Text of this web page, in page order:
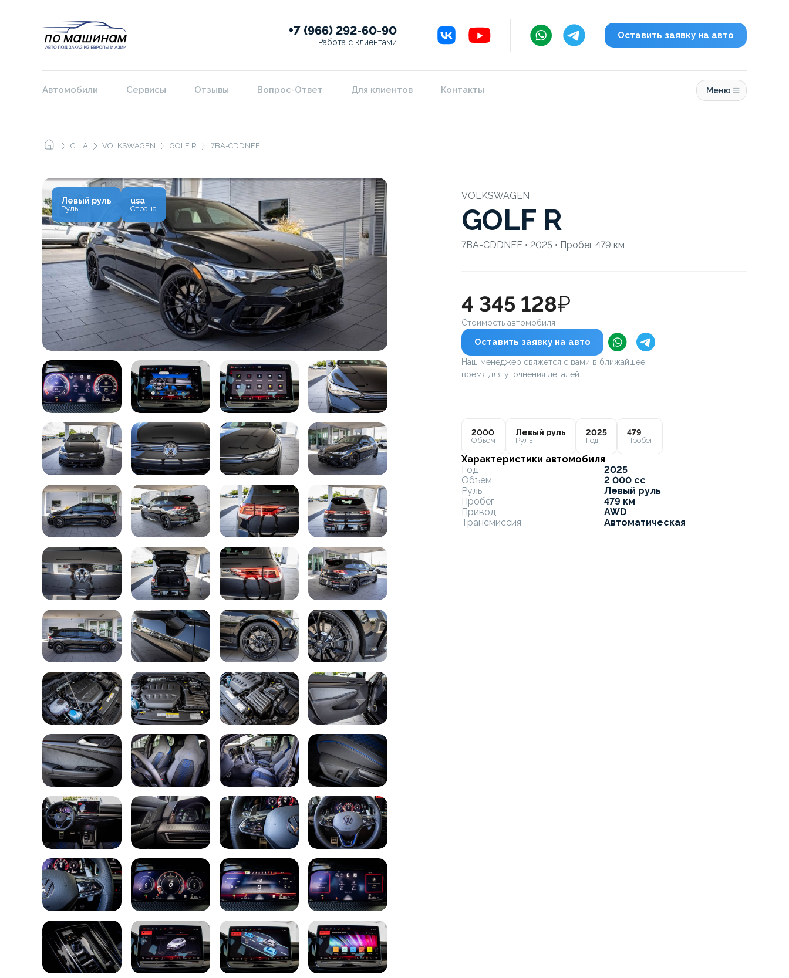
+7 (966) 292-60-90
Работа с клиентами
Оставить заявку на авто
Автомобили Сервисы Отзывы Вопрос-Ответ Для клиентов Контакты Меню
США VOLKSWAGEN GOLF R 7BA-CDDNFF
VOLKSWAGEN
GOLF R
7BA-CDDNFF • 2025 • Пробег 479 км
Левый руль
Руль
usa
Страна
4 345 128₽
Стоимость автомобиля
Оставить заявку на авто
Наш менеджер свяжется с вами в ближайшее
время для уточнения деталей.
2000
Объем
Левый руль
Руль
2025
Год
479
Пробег
Характеристики автомобиля
Год
2025
Объем
2 000 cc
Руль
Левый руль
Пробег
479 км
Привод
AWD
Трансмиссия
Автоматическая